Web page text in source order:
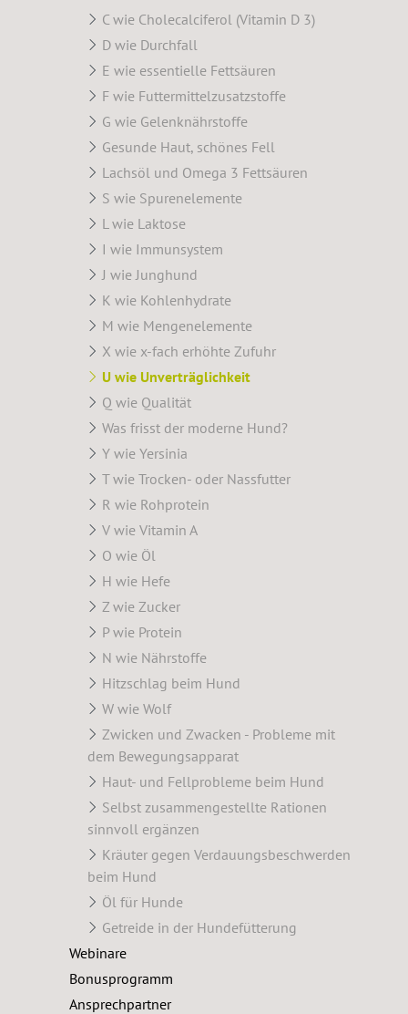
C wie Cholecalciferol (Vitamin D 3)
D wie Durchfall
E wie essentielle Fettsäuren
F wie Futtermittelzusatzstoffe
G wie Gelenknährstoffe
Gesunde Haut, schönes Fell
Lachsöl und Omega 3 Fettsäuren
S wie Spurenelemente
L wie Laktose
I wie Immunsystem
J wie Junghund
K wie Kohlenhydrate
M wie Mengenelemente
X wie x-fach erhöhte Zufuhr
U wie Unverträglichkeit
Q wie Qualität
Was frisst der moderne Hund?
Y wie Yersinia
T wie Trocken- oder Nassfutter
R wie Rohprotein
V wie Vitamin A
O wie Öl
H wie Hefe
Z wie Zucker
P wie Protein
N wie Nährstoffe
Hitzschlag beim Hund
W wie Wolf
Zwicken und Zwacken - Probleme mit
dem Bewegungsapparat
Haut- und Fellprobleme beim Hund
Selbst zusammengestellte Rationen
sinnvoll ergänzen
Kräuter gegen Verdauungsbeschwerden
beim Hund
Öl für Hunde
Getreide in der Hundefütterung
Webinare
Bonusprogramm
Ansprechpartner